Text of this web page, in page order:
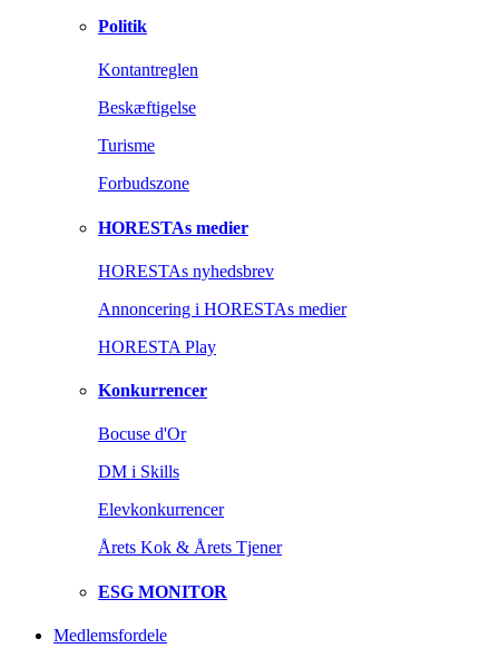
Politik
Kontantreglen
Beskæftigelse
Turisme
Forbudszone
HORESTAs medier
HORESTAs nyhedsbrev
Annoncering i HORESTAs medier
HORESTA Play
Konkurrencer
Bocuse d'Or
DM i Skills
Elevkonkurrencer
Årets Kok & Årets Tjener
ESG MONITOR
Medlemsfordele